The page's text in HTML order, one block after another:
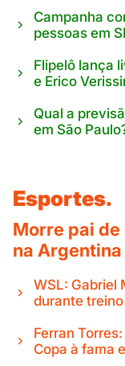
Campanha
pessoas em
Flipelô lança
e Erico
Qual a
em São
Esportes.
Morre pai de
na Argentina
WSL: Gabriel
durante
Ferran
Copa à fama